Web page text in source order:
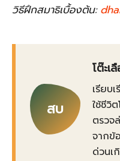
วิธีฝึกสมาธิเบื้องต้น:
สบ
โต๊ะเ
เรียบ
ใช้ชีวิ
ตรวจ
จากข้
ด่วนเ